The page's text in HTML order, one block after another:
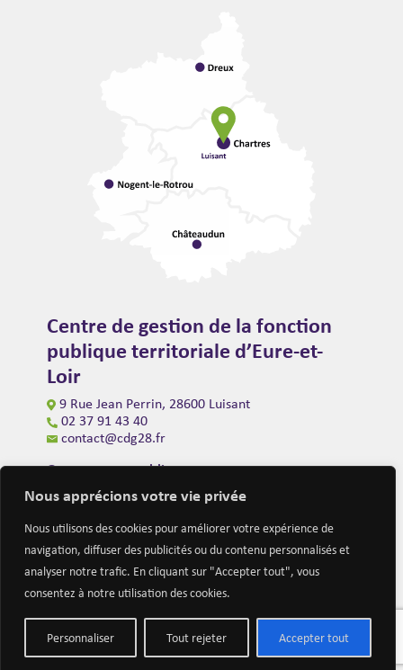
Nous apprécions votre vie privée
Nous utilisons des cookies pour améliorer votre expérience de
navigation, diffuser des publicités ou du contenu personnalisés et
analyser notre trafic. En cliquant sur "Accepter tout", vous
consentez à notre utilisation des cookies.
Personnaliser Tout rejeter Accepter tout
Centre de gestion de la fonction
publique territoriale d’Eure-et-
Loir
9 Rue Jean Perrin, 28600 Luisant
02 37 91 43 40
contact@cdg28.fr
Ouverture au public
du lundi au vendredi de 9h00 à 12h00
et de 14h00 à 16h30
(fermeture à 16h00 le vendredi)
Mentions légales Nous contacter Actualités